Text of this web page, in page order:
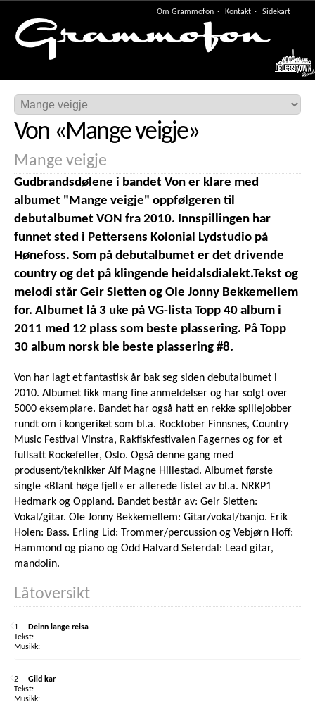
Om Grammofon Kontakt Sidekart
Meny
Von «Mange veigje»
Mange veigje
Gudbrandsdølene i bandet Von er klare med
albumet "Mange veigje" oppfølgeren til
debutalbumet VON fra 2010. Innspillingen har
funnet sted i Pettersens Kolonial Lydstudio på
Hønefoss. Som på debutalbumet er det drivende
country og det på klingende heidalsdialekt.Tekst og
melodi står Geir Sletten og Ole Jonny Bekkemellem
for. Albumet lå 3 uke på VG-lista Topp 40 album i
2011 med 12 plass som beste plassering. På Topp
30 album norsk ble beste plassering #8.
Von har lagt et fantastisk år bak seg siden debutalbumet i
2010. Albumet fikk mang fine anmeldelser og har solgt over
5000 eksemplare. Bandet har også hatt en rekke spillejobber
rundt om i kongeriket som bl.a. Rocktober Finnsnes, Country
Music Festival Vinstra, Rakfiskfestivalen Fagernes og for et
fullsatt Rockefeller, Oslo. Også denne gang med
produsent/teknikker Alf Magne Hillestad. Albumet første
single «Blant høge fjell» er allerede listet av bl.a. NRKP1
Hedmark og Oppland. Bandet består av: Geir Sletten:
Vokal/gitar. Ole Jonny Bekkemellem: Gitar/vokal/banjo. Erik
Holen: Bass. Erling Lid: Trommer/percussion og Vebjørn Hoff:
Hammond og piano og Odd Halvard Seterdal: Lead gitar,
mandolin.
Låtoversikt
1 Deinn lange reisa
2 Gild kar